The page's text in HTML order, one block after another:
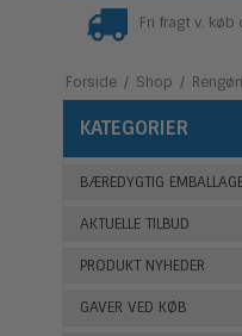
Fri fragt v.
Forside / Shop /
KATEGORIER
BÆREDYGTIG
AKTUELLE TILBUD
PRODUKT NYHEDER
GAVER VED KØB